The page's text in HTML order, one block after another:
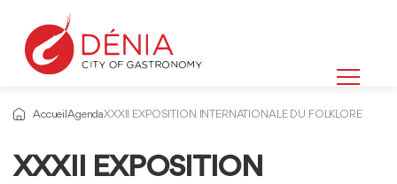
Accueil AgendaXXXII EXPOSITION INTERNATIONALE DU FOLKLORE
XXXII EXPOSITION